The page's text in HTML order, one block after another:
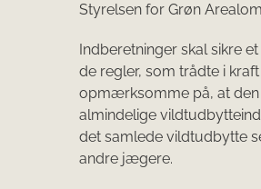
Styrelsen for Grøn
Indberetninger skal sikre
de regler, som trådte i
opmærksomme på, at den
almindelige
det samlede vildtudbytte
andre jægere.